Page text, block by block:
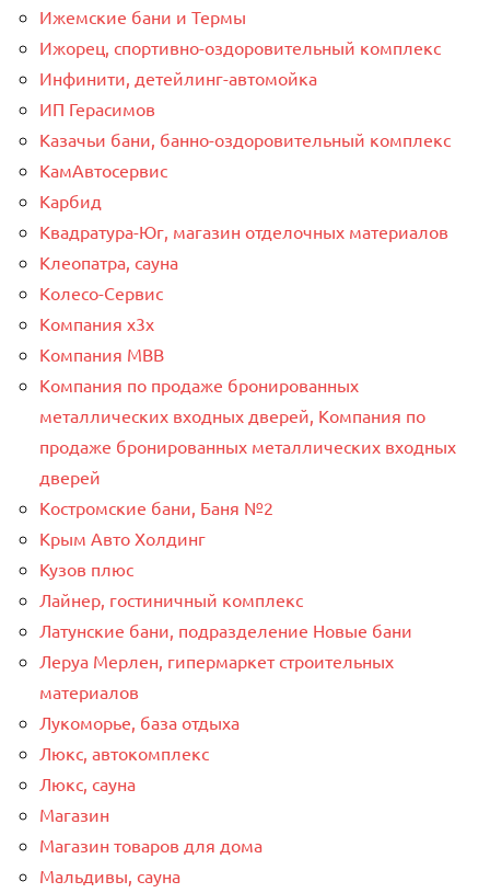
Ижемские бани и Термы
Ижорец, спортивно-оздоровительный комплекс
Инфинити, детейлинг-автомойка
ИП Герасимов
Казачьи бани, банно-оздоровительный комплекс
КамАвтосервис
Карбид
Квадратура-Юг, магазин отделочных материалов
Клеопатра, сауна
Колесо-Сервис
Компания x3x
Компания МВВ
Компания по продаже бронированных
металлических входных дверей, Компания по
продаже бронированных металлических входных
дверей
Костромские бани, Баня №2
Крым Авто Холдинг
Кузов плюс
Лайнер, гостиничный комплекс
Латунские бани, подразделение Новые бани
Леруа Мерлен, гипермаркет строительных
материалов
Лукоморье, база отдыха
Люкс, автокомплекс
Люкс, сауна
Магазин
Магазин товаров для дома
Мальдивы, сауна